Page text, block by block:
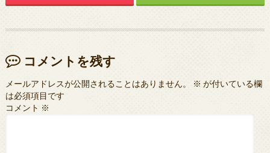
コメントを残す
メールアドレスが公開されることはありません。 ※ が付いている欄
は必須項目です
コメント ※